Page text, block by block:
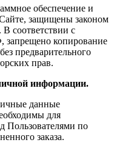
обеспечение и
защищены законом
соответствии с
запрещено копирование
предварительного
прав.
информации.
данные
для
Пользователями по
заказа.